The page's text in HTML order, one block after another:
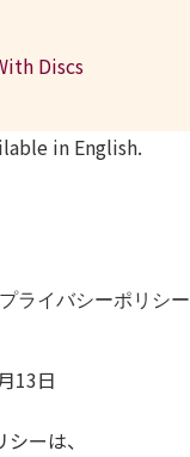
本
Discs
in English.
ライバシーポリシー
13日
ーは、